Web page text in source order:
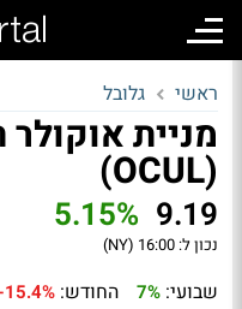
ראשי גלובל
מניית
(OCUL)
9.19
5.15%
נכון ל: 16:00 (NY)
שבועי: 7% החודש: